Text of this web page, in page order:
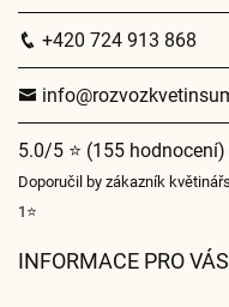
+420 724 913 868
5.0/5 ⭐ (155 hodnocení)
Doporučil by zákazník
1⭐
INFORMACE PRO VÁS